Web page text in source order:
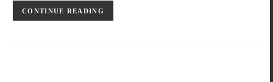
CONTINUE READING